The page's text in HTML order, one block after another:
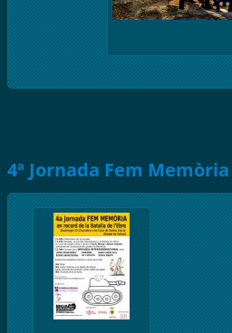
4ª Jornada Fem Memòria